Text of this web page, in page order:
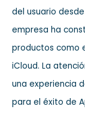
del usuario
empresa ha
productos como
iCloud. La
una experiencia
para el éxito de